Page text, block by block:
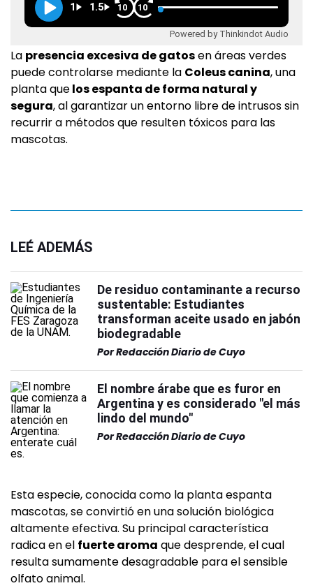
1 1.5 10 10
Powered by Thinkindot Audio
La presencia excesiva de gatosen áreas verdes
puede controlarse mediante la Coleus canina, una
planta quelos espanta de forma natural y
segura, al garantizar un entorno libre de intrusos sin
recurrir a métodos que resulten tóxicos para las
mascotas.
LEÉ ADEMÁS
De residuo contaminante a recurso
sustentable: Estudiantes
transforman aceite usado en jabón
biodegradable
PorRedacción Diario de Cuyo
El nombre árabe que es furor en
Argentina y es considerado "el más
lindo del mundo"
PorRedacción Diario de Cuyo
Esta especie, conocida como la planta espanta
mascotas, se convirtió en una solución biológica
altamente efectiva. Su principal característica
radica en el fuerte aroma que desprende, el cual
resulta sumamente desagradable para el sensible
olfato animal.